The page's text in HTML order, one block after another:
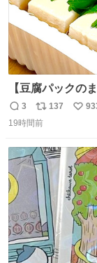
【豆腐パックの
丁、秒でなくなる 豆腐に大葉をはさんで、めんつゆに
るだけ。冷蔵庫
い日にもぴったり
はリプ欄を見て
返
信
3
リ
ポ
ト
数
137
い
数
19時間前